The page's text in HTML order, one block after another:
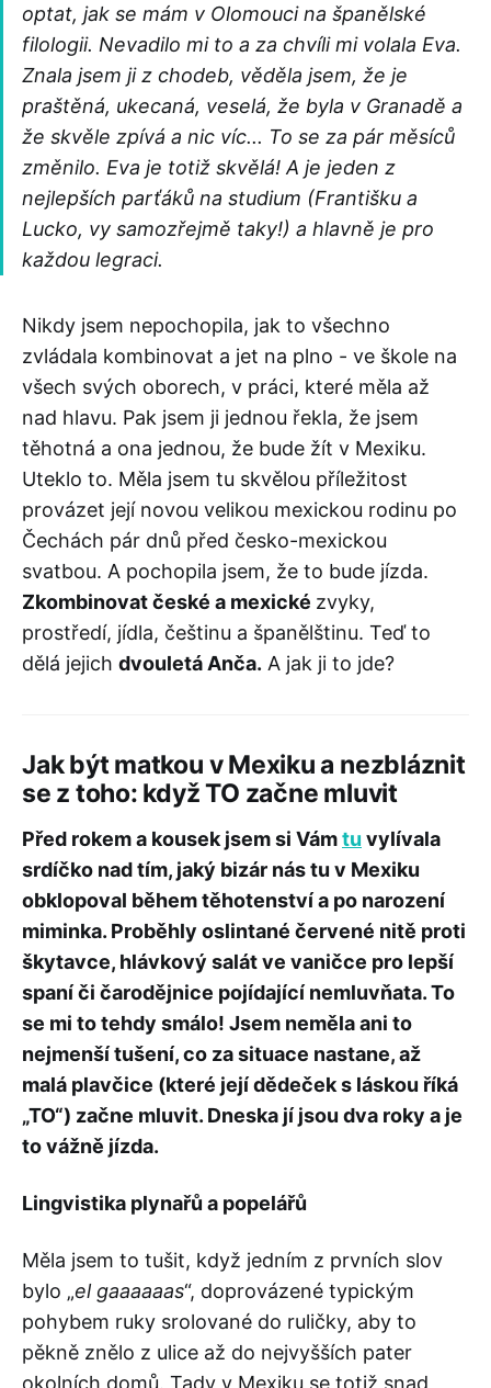
optat, jak se mám v Olomouci na španělské
filologii. Nevadilo mi to a za chvíli mi volala Eva.
Znala jsem ji z chodeb, věděla jsem, že je
praštěná, ukecaná, veselá, že byla v Granadě a
že skvěle zpívá a nic víc... To se za pár měsíců
změnilo. Eva je totiž skvělá! A je jeden z
nejlepších parťáků na studium (Františku a
Lucko, vy samozřejmě taky!) a hlavně je pro
každou legraci.
Nikdy jsem nepochopila, jak to všechno
zvládala kombinovat a jet na plno - ve škole na
všech svých oborech, v práci, které měla až
nad hlavu. Pak jsem ji jednou řekla, že jsem
těhotná a ona jednou, že bude žít v Mexiku.
Uteklo to. Měla jsem tu skvělou příležitost
provázet její novou velikou mexickou rodinu po
Čechách pár dnů před česko-mexickou
svatbou. A pochopila jsem, že to bude jízda.
Zkombinovat české a mexické zvyky,
prostředí, jídla, češtinu a španělštinu. Teď to
dělá jejich dvouletá Anča. A jak ji to jde?
Jak být matkou v Mexiku a nezbláznit
se z toho: když TO začne mluvit
Před rokem a kousek jsem si Vámtu vylívala
srdíčko nad tím, jaký bizár nás tu v Mexiku
obklopoval během těhotenství a po narození
miminka. Proběhly oslintané červené nitě proti
škytavce, hlávkový salát ve vaničce pro lepší
spaní či čarodějnice pojídající nemluvňata. To
se mi to tehdy smálo! Jsem neměla ani to
nejmenší tušení, co za situace nastane, až
malá plavčice (které její dědeček s láskou říká
„TO“) začne mluvit. Dneska jí jsou dva roky a je
to vážně jízda.
Lingvistika plynařů a popelářů
Měla jsem to tušit, když jedním z prvních slov
bylo „el gaaaaaas“, doprovázené typickým
pohybem ruky srolované do ruličky, aby to
pěkně znělo z ulice až do nejvyšších pater
okolních domů. Tady v Mexiku se totiž snad